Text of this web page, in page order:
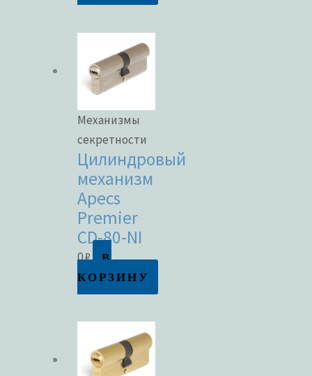
Механизмы
секретности
Цилиндровый
механизм
Apecs
Premier
CD-80-NI
0₽
В
КОРЗИНУ